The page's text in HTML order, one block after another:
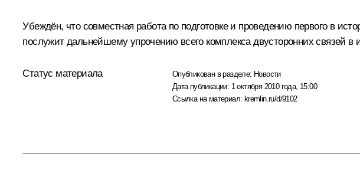
Убеждён, что совместная работа по подготовке и проведению первого в
послужит дальнейшему упрочению всего комплекса двусторонних связей в
Статус материала Опубликован в разделе: Новости
Дата публикации: 1 октября 2010 года, 15:00
Ссылка на материал: kremlin.ru/d/9102